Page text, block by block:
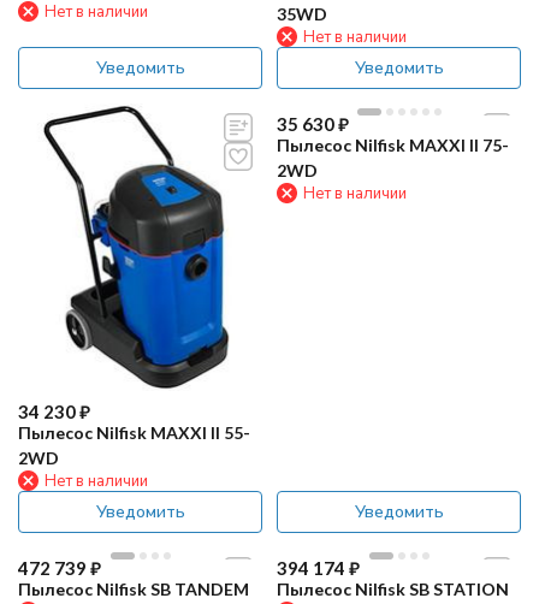
Нет в наличии
Уведомить
35WD
Нет в наличии
Уведомить
34 230₽
Пылесос Nilfisk MAXXI II 55-
2WD
Нет в наличии
Уведомить
35 630₽
Пылесос Nilfisk MAXXI II 75-
2WD
Нет в наличии
Уведомить
472 739 ₽
Пылесос Nilfisk SB TANDEM
394 174 ₽
Пылесос Nilfisk SB STATION